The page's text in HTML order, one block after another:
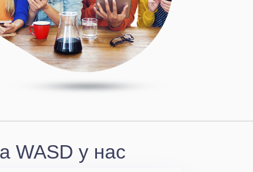
WASD у нас